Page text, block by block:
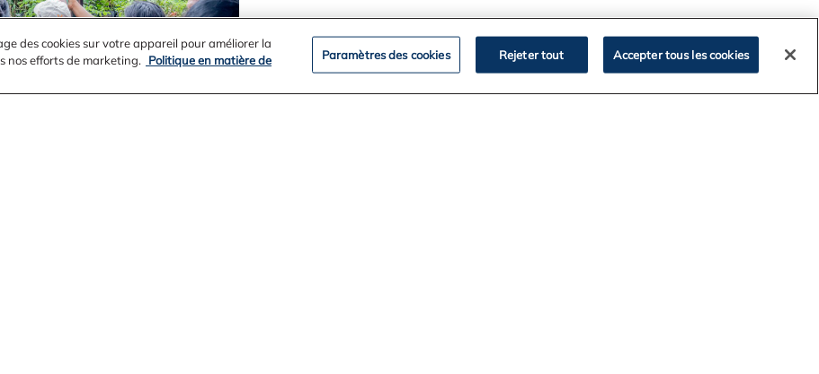
des cookies sur votre appareil pour améliorer la
nos efforts de marketing.
Politique en matière de
Paramètres des cookies Rejeter tout Accepter tous les cookies